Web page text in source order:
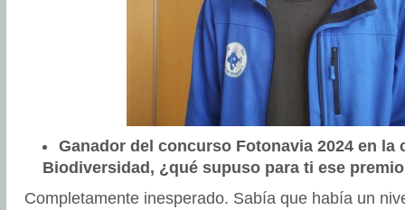
Ganador del concurso Fotonavia 2024 en la
Biodiversidad, ¿qué supuso para ti ese
Completamente inesperado. Sabía que había un